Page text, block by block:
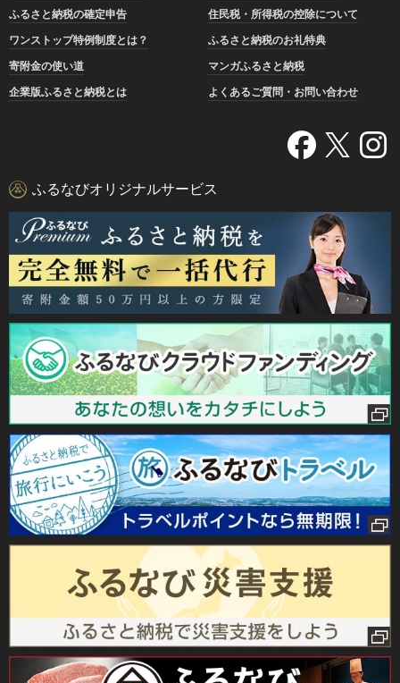
ふるさと納税の確定申告
住民税・所得税の控除について
ワンストップ特例制度とは？
ふるさと納税のお礼特典
寄附金の使い道
マンガふるさと納税
企業版ふるさと納税とは
よくあるご質問・お問い合わせ
ふるなびオリジナルサービス